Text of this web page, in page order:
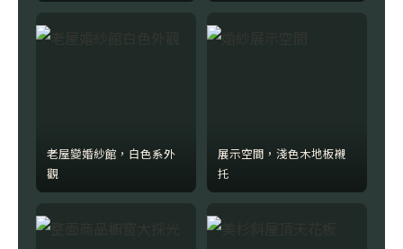
老屋變婚紗館，白色系外
觀
展示空間，淺色木地板襯
托